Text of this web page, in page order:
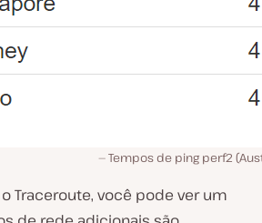
Tempos de ping perf2
Traceroute, você pode ver um